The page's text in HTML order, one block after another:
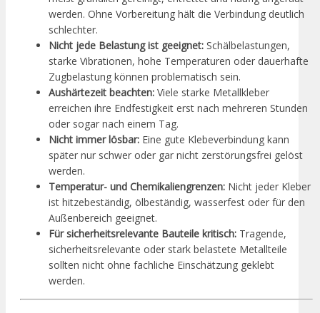
werden. Ohne Vorbereitung hält die Verbindung deutlich
schlechter.
Nicht jede Belastung ist geeignet: Schälbelastungen,
starke Vibrationen, hohe Temperaturen oder dauerhafte
Zugbelastung können problematisch sein.
Aushärtezeit beachten: Viele starke Metallkleber
erreichen ihre Endfestigkeit erst nach mehreren Stunden
oder sogar nach einem Tag.
Nicht immer lösbar: Eine gute Klebeverbindung kann
später nur schwer oder gar nicht zerstörungsfrei gelöst
werden.
Temperatur- und Chemikaliengrenzen: Nicht jeder Kleber
ist hitzebeständig, ölbeständig, wasserfest oder für den
Außenbereich geeignet.
Für sicherheitsrelevante Bauteile kritisch: Tragende,
sicherheitsrelevante oder stark belastete Metallteile
sollten nicht ohne fachliche Einschätzung geklebt
werden.